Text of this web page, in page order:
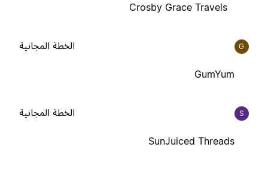
Crosby Grace Travels
GumYum
الخطة المجانية
SunJuiced Threads
الخطة المجانية